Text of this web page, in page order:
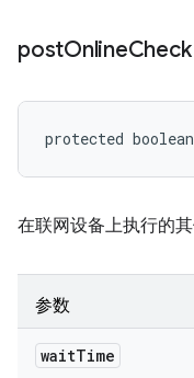
postOnlineCheck
protected
在联网设备上执行的
参数
waitTime